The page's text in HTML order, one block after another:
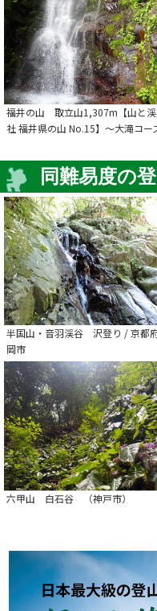
福井の山 取立山1,307m【山と
社 福井県の山 No.15】～大滝コー
同難易度の
半国山・音羽渓谷 沢登り / 京都
岡市
六甲山 白石谷 （神戸市）